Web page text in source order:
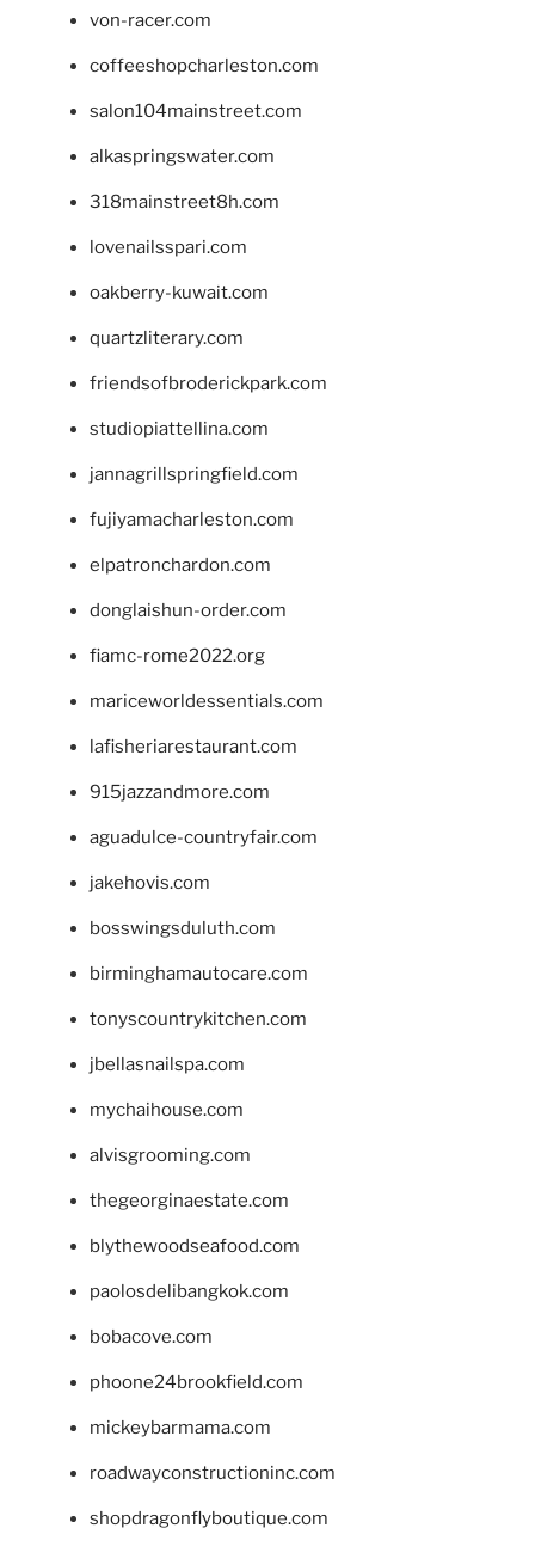
von-racer.com
coffeeshopcharleston.com
salon104mainstreet.com
alkaspringswater.com
318mainstreet8h.com
lovenailsspari.com
oakberry-kuwait.com
quartzliterary.com
friendsofbroderickpark.com
studiopiattellina.com
jannagrillspringfield.com
fujiyamacharleston.com
elpatronchardon.com
donglaishun-order.com
fiamc-rome2022.org
mariceworldessentials.com
lafisheriarestaurant.com
915jazzandmore.com
aguadulce-countryfair.com
jakehovis.com
bosswingsduluth.com
birminghamautocare.com
tonyscountrykitchen.com
jbellasnailspa.com
mychaihouse.com
alvisgrooming.com
thegeorginaestate.com
blythewoodseafood.com
paolosdelibangkok.com
bobacove.com
phoone24brookfield.com
mickeybarmama.com
roadwayconstructioninc.com
shopdragonflyboutique.com